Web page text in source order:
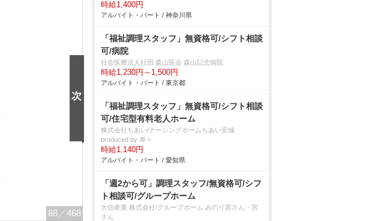
88 ／468
時給1,400円
アルバイト・パート / 神奈川県
「福祉調理スタッフ」無資格可/シフト相談
可/病院
社会医療法人社団 森山医会 森山記念病院
時給1,230円～1,500円
アルバイト・パート / 東京都
「福祉調理スタッフ」無資格可/シフト相談
可/住宅型有料老人ホーム
株式会社ちあい/ナーシングホームちあい安城
produced by 寿々
時給1,140円
アルバイト・パート / 愛知県
「週2から可」調理スタッフ/無資格可/シフ
ト相談可/グループホーム
大信産業 株式会社/グループホーム みのり若さん・宮
さん